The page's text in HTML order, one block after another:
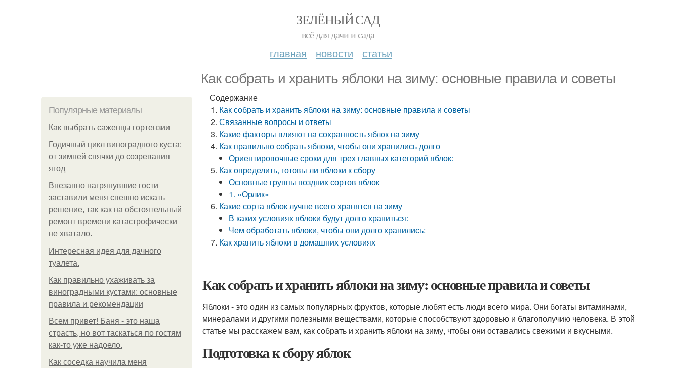
ЗЕЛЁНЫЙ САД
всё для дачи и сада
главная новости статьи
Как собрать и хранить яблоки на зиму: основные правила и советы
Популярные материалы
Как выбрать саженцы гортензии
Годичный цикл виноградного куста:
от зимней спячки до созревания
ягод
Внезапно нагрянувшие гости
заставили меня спешно искать
решение, так как на обстоятельный
ремонт времени катастрофически
не хватало.
Интересная идея для дачного
туалета.
Как правильно ухаживать за
виноградными кустами: основные
правила и рекомендации
Всем привет! Баня - это наша
страсть, но вот таскаться по гостям
как-то уже надоело.
Как соседка научила меня
Содержание
Как собрать и хранить яблоки на зиму: основные правила и советы
Связанные вопросы и ответы
Какие факторы влияют на сохранность яблок на зиму
Как правильно собрать яблоки, чтобы они хранились долго
Ориентировочные сроки для трех главных категорий яблок:
Как определить, готовы ли яблоки к сбору
Основные группы поздних сортов яблок
1. «Орлик»
Какие сорта яблок лучше всего хранятся на зиму
В каких условиях яблоки будут долго храниться:
Чем обработать яблоки, чтобы они долго хранились:
Как хранить яблоки в домашних условиях
Как собрать и хранить яблоки на зиму: основные правила и советы
Яблоки - это один из самых популярных фруктов, которые любят есть люди всего мира. Они богаты витаминами,
минералами и другими полезными веществами, которые способствуют здоровью и благополучию человека. В этой
статье мы расскажем вам, как собрать и хранить яблоки на зиму, чтобы они оставались свежими и вкусными.
Подготовка к сбору яблок